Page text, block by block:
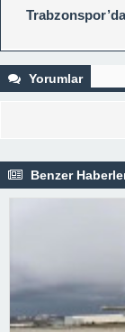
Yorumlar
Benzer